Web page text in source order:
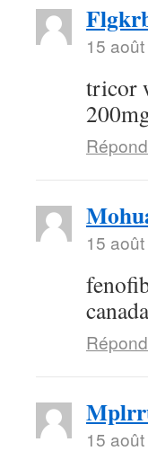
15
tricor
15
canada
15